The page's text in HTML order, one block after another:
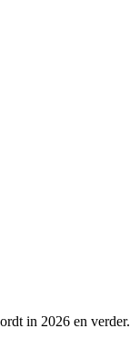
in 2026 en verder.